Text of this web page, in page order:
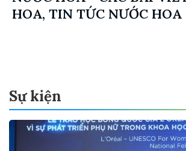
HOA, TIN TỨC NƯỚC HOA
Sự kiện